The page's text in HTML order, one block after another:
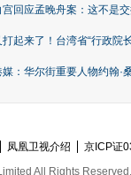
宫回应孟晚舟案：这不是
打起来了！台湾省“行政院
媒：华尔街重要人物约翰·
凤凰卫视介绍 京ICP证
All Rights Reserved.